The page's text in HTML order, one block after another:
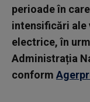
perioade în
intensificări ale
electrice, în
Administrația
conform